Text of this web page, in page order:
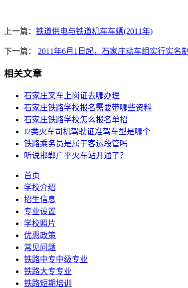
上一篇： 铁道供电与铁道机车车辆(2011年)
下一篇： 2011年6月1日起，石家庄动车组实行实名制
相关文章
石家庄叉车上岗证去哪办理
石家庄铁路学校报名需要带哪些资料
石家庄铁路学校怎么报名单招
J2类火车司机驾驶证准驾车型是哪个
铁路乘务员是属于客运段管吗
听说邯郸广平火车站开通了？
首页
学校介绍
招生信息
专业设置
学校照片
优惠政策
常见问题
铁路中专中级专业
铁路大专专业
铁路短期培训